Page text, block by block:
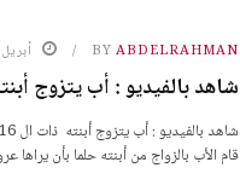
BYABDELRAHMAN أبريل 7, 2016
شاهد بالفيديو : أب يتزوج أبنته
قام الأب بالزواج من أبنته حلما بأن يراها